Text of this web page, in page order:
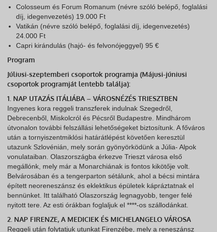
Colosseum és Forum Romanum (névre szóló belépő, foglalási
díj, idegenvezetés) 19.000 Ft
Vatikán (névre szóló belépő, foglalási díj, idegenvezetés)
24.000 Ft
Capri kirándulás (hajó- és felvonójeggyel) 95 €
Program
Júliusi-szeptemberi csoportok programja (Májusi-júniusi
csoportok programját lentebb találja):
1. NAP UTAZÁS ITÁLIÁBA – VÁROSNÉZÉS TRIESZTBEN
Ingyenes kora reggeli transzferek indulnak Szegedről,
Debrecenből, Miskolcról és Pécsről Budapestre. Mindhárom
útvonalon további felszállási lehetőségeket biztosítunk. A főváros
után a tornyiszentmiklósi határátlépést követően keresztül
utazunk Szlovénián, mely során gyönyörködünk a Júlia- Alpok
vonulataiban. Olaszországba érkezve Trieszt városa első
megállónk, mely már a Monarchiának is fontos kikötője volt.
Belvárosában és a tengerparton sétálunk, ahol a bécsi mintára
épített neoreneszánsz és eklektikus épületek kápráztatnak el
bennünket. Itt található Olaszország legnagyobb, tenger felé
nyitott tere. Az esti órákban foglaljuk el ****-os szállodánkat.
2. NAP FIRENZE, A MEDICIEK ÉS MICHELANGELO VÁROSA
Reggeli után folytatjuk utunkat Firenzébe, mely a reneszánsz